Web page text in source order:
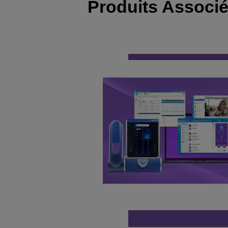
Produits